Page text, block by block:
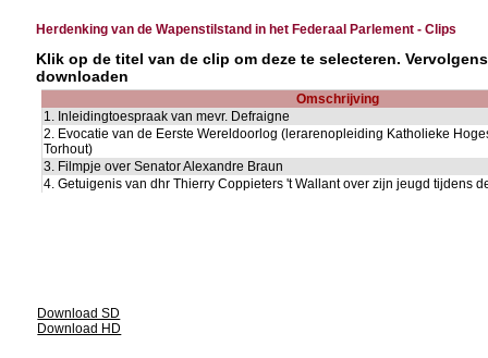
Herdenking van de Wapenstilstand in het Federaal Parlement - Clips
Klik op de titel van de clip om deze te selecteren.
downloaden
Omschrijving
1. Inleidingtoespraak van mevr. Defraigne
2. Evocatie van de Eerste Wereldoorlog (lerarenopleiding Katholieke
Torhout)
3. Filmpje over Senator Alexandre Braun
4. Getuigenis van dhr Thierry Coppieters 't Wallant over zijn jeugd tijdens
Download SD
Download HD